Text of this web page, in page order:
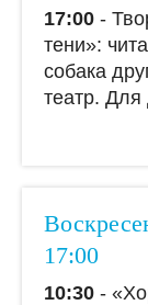
17:00 -
тени»:
собака
театр. Для
17:00
10:30 -